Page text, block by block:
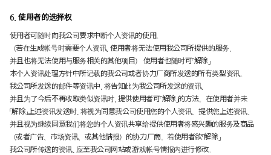
6. 使用者的选择权
使用者可随时向我公司要求中断个人资讯的使用。
（若在生成帐号时需要个人资讯, 使用者将无法使用我公司所提供的服务,
并且也将无法使用与服务相关的其他项目） 使用者也随时可「解除」
本个人资讯处理方针中所记载的我公司或者协力厂商所发送的所有类型资讯。
我公司所发送的邮件等资讯中, 将告知此为我公司所发送的资讯,
并且为了今后不再收取类似资讯时, 提供使用者可「解除」的方法。在使用者并未
「解除」上述资讯发送时, 将视为同意我公司使用您的个人资讯、提供您上述资讯、
并且视为继续同意我们将您的个人资讯共享给提供使用者将感兴趣的服务及商品
（或者广告、市场资讯、或其他情报）的协力厂商。若使用者欲「解除」
我公司所传送的资讯, 应至我公司网站或游戏帐号情报内进行修改。